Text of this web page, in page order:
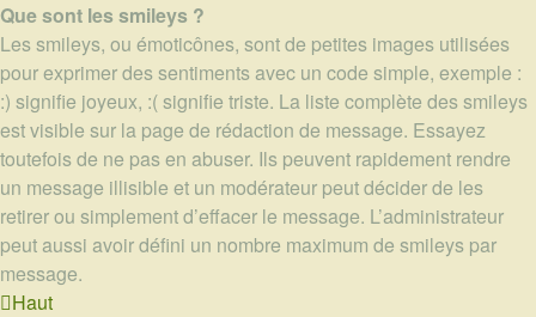
Que sont les smileys ?
Les smileys, ou émoticônes, sont de petites images utilisées
pour exprimer des sentiments avec un code simple, exemple :
:) signifie joyeux, :( signifie triste. La liste complète des smileys
est visible sur la page de rédaction de message. Essayez
toutefois de ne pas en abuser. Ils peuvent rapidement rendre
un message illisible et un modérateur peut décider de les
retirer ou simplement d’effacer le message. L’administrateur
peut aussi avoir défini un nombre maximum de smileys par
message.
Haut